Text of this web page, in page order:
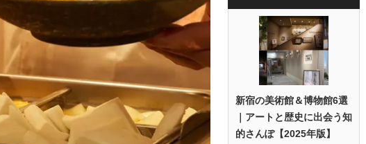
新宿の美術館＆博物館6選
｜アートと歴史に出会う知
的さんぽ【2025年版】